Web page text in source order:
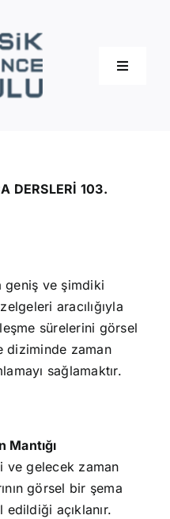
Toggle
DERSLERİ 103.
geniş ve şimdiki
aracılığıyla
sürelerini görsel
diziminde zaman
sağlamaktır.
ve gelecek zaman
görsel bir şema
edildiği açıklanır.